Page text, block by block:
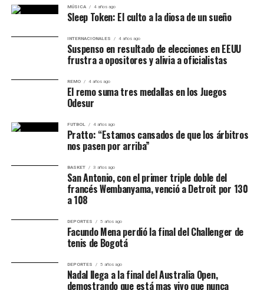
MÚSICA 4 años ago
Sleep Token: El culto a la diosa de un sueño
INTERNACIONALES 4 años ago
Suspenso en resultado de elecciones en EEUU
frustra a opositores y alivia a oficialistas
REMO 4 años ago
El remo suma tres medallas en los Juegos
Odesur
FUTBOL 4 años ago
Pratto: “Estamos cansados de que los árbitros
nos pasen por arriba”
BASKET 3 años ago
San Antonio, con el primer triple doble del
francés Wembanyama, venció a Detroit por 130
a 108
DEPORTES 5 años ago
Facundo Mena perdió la final del Challenger de
tenis de Bogotá
DEPORTES 5 años ago
Nadal llega a la final del Australia Open,
demostrando que está mas vivo que nunca